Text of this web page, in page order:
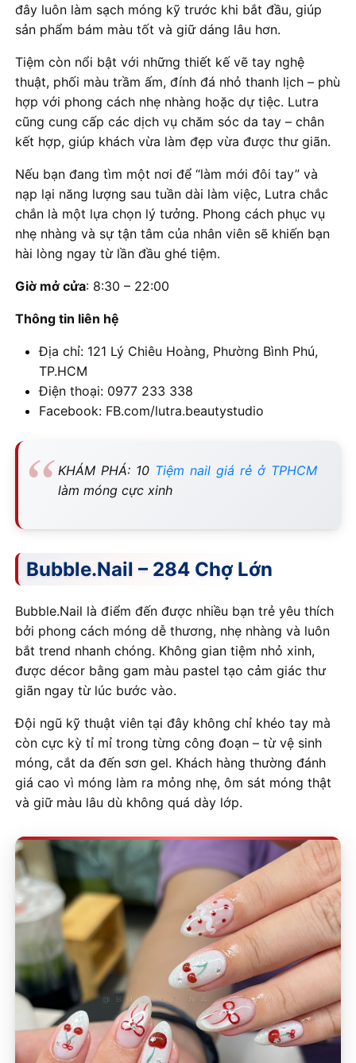
đây luôn làm sạch móng kỹ trước khi bắt đầu, giúp
sản phẩm bám màu tốt và giữ dáng lâu hơn.
Tiệm còn nổi bật với những thiết kế vẽ tay nghệ
thuật, phối màu trầm ấm, đính đá nhỏ thanh lịch – phù
hợp với phong cách nhẹ nhàng hoặc dự tiệc. Lutra
cũng cung cấp các dịch vụ chăm sóc da tay – chân
kết hợp, giúp khách vừa làm đẹp vừa được thư giãn.
Nếu bạn đang tìm một nơi để “làm mới đôi tay” và
nạp lại năng lượng sau tuần dài làm việc, Lutra chắc
chắn là một lựa chọn lý tưởng. Phong cách phục vụ
nhẹ nhàng và sự tận tâm của nhân viên sẽ khiến bạn
hài lòng ngay từ lần đầu ghé tiệm.
Giờ mở cửa: 8:30 – 22:00
Thông tin liên hệ
Địa chỉ: 121 Lý Chiêu Hoàng, Phường Bình Phú,
TP.HCM
Điện thoại: 0977 233 338
Facebook: FB.com/lutra.beautystudio
KHÁM PHÁ: 10 Tiệm nail giá rẻ ở TPHCM
làm móng cực xinh
Bubble.Nail – 284 Chợ Lớn
Bubble.Nail là điểm đến được nhiều bạn trẻ yêu thích
bởi phong cách móng dễ thương, nhẹ nhàng và luôn
bắt trend nhanh chóng. Không gian tiệm nhỏ xinh,
được décor bằng gam màu pastel tạo cảm giác thư
giãn ngay từ lúc bước vào.
Đội ngũ kỹ thuật viên tại đây không chỉ khéo tay mà
còn cực kỳ tỉ mỉ trong từng công đoạn – từ vệ sinh
móng, cắt da đến sơn gel. Khách hàng thường đánh
giá cao vì móng làm ra mỏng nhẹ, ôm sát móng thật
và giữ màu lâu dù không quá dày lớp.